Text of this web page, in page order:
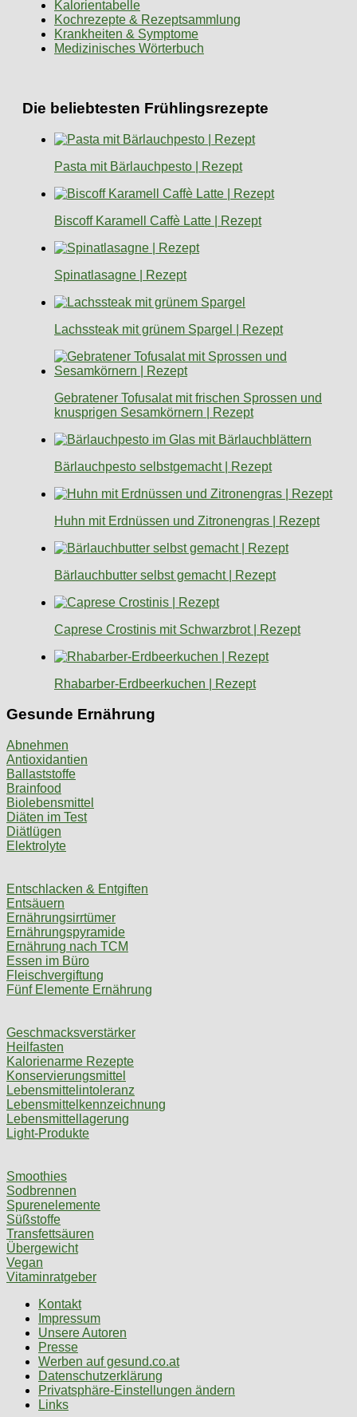
Kalorientabelle
Kochrezepte & Rezeptsammlung
Krankheiten & Symptome
Medizinisches Wörterbuch
Die beliebtesten Frühlingsrezepte
Pasta mit Bärlauchpesto | Rezept
Biscoff Karamell Caffè Latte | Rezept
Spinatlasagne | Rezept
Lachssteak mit grünem Spargel | Rezept
Gebratener Tofusalat mit frischen Sprossen und
knusprigen Sesamkörnern | Rezept
Bärlauchpesto selbstgemacht | Rezept
Huhn mit Erdnüssen und Zitronengras | Rezept
Bärlauchbutter selbst gemacht | Rezept
Caprese Crostinis mit Schwarzbrot | Rezept
Rhabarber-Erdbeerkuchen | Rezept
Gesunde Ernährung
Abnehmen
Antioxidantien
Ballaststoffe
Brainfood
Biolebensmittel
Diäten im Test
Diätlügen
Elektrolyte
Entschlacken & Entgiften
Entsäuern
Ernährungsirrtümer
Ernährungspyramide
Ernährung nach TCM
Essen im Büro
Fleischvergiftung
Fünf Elemente Ernährung
Geschmacksverstärker
Heilfasten
Kalorienarme Rezepte
Konservierungsmittel
Lebensmittelintoleranz
Lebensmittelkennzeichnung
Lebensmittellagerung
Light-Produkte
Smoothies
Sodbrennen
Spurenelemente
Süßstoffe
Transfettsäuren
Übergewicht
Vegan
Vitaminratgeber
Kontakt
Impressum
Unsere Autoren
Presse
Werben auf gesund.co.at
Datenschutzerklärung
Privatsphäre-Einstellungen ändern
Links